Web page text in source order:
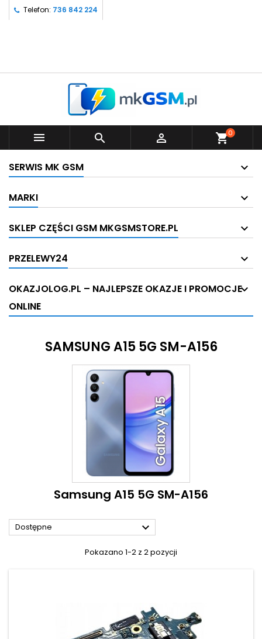
Telefon: 736 842 224
   shopping_cart0
SERWIS MK GSM
MARKI
SKLEP CZĘŚCI GSM MKGSMSTORE.PL
PRZELEWY24
OKAZJOLOG.PL – NAJLEPSZE OKAZJE I PROMOCJE
ONLINE
SAMSUNG A15 5G SM-A156
Samsung A15 5G SM-A156
Dostępne 
Pokazano 1-2 z 2 pozycji